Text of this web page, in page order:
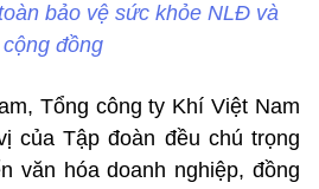
bảo vệ sức khỏe NLĐ và
cộng đồng
Tổng công ty Khí Việt Nam
của Tập đoàn đều chú trọng
văn hóa doanh nghiệp, đồng